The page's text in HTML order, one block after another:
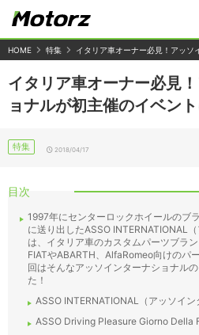
HOME 特集 イタリア車オーナー必見！アッソ
イタリア車オーナー必見
ョナルが初主催のイベン
特集 2018/04/17
目次
1997年にセンターロックホイールのブ
に送り出したASSO INTERNATIONAL
は、イタリア車のカスタムパーツブラ
FIATやABARTH、AlfaRomeo向けのパ
回はそんなアッソインターナショナル
た！
ASSO INTERNATIONAL（アッソイ
ASSO Driving Pleasure Giorno Della